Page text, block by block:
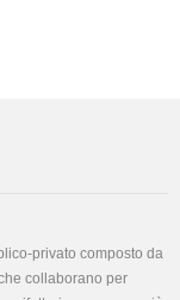
privato composto da
collaborano per